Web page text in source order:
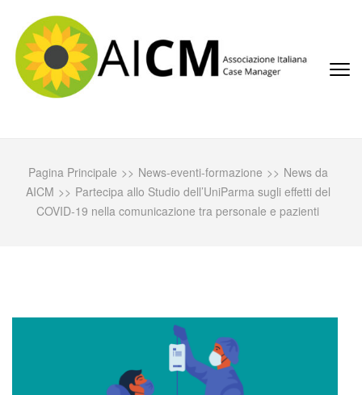
contenuto
(premi
invio)
Pagina Principale >> News-eventi-formazione >> News da
AICM >> Partecipa allo Studio dell’UniParma sugli effetti del
COVID-19 nella comunicazione tra personale e pazienti